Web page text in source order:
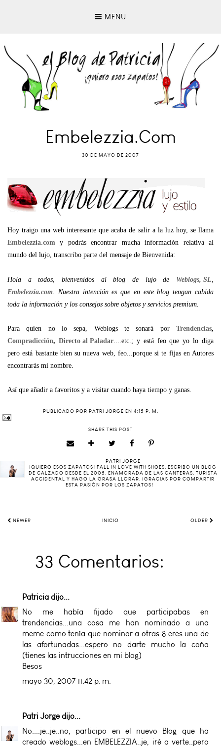
MENU
Embelezzia.com
30 DE MAYO DE 2007
Hoy traigo una web interesante que acaba de salir a la luz hoy, se llama
Embelezzia.com y podrás encontrar mucha información relativa al
mundo del lujo, transcribo parte del mensaje de Bienvenida:
Hola a todos, bienvenidos al blog de lujo de Weblogs, SL
Embelezzia.com . Nuestra intención es que en este blog tengan cabida
toda la información y los consejos sobre objetos y servicios premium.
Para quien no lo sepa, Weblogs te sonará por Trendencias,
Compradicción, Directo al Paladar....etc.; y está feo que yo lo diga
pero está bastante bien su nueva web, feo...porque si te fijas en Autores
encontrarás mi nombre.
Así que añadir a favoritos y a visitar cuando haya tiempo y ganas.
PUBLICADO POR PATRI JORGE EN 4:15 P. M.
SHARE THIS POST
PATRI JORGE
¡QUIERO ESOS ZAPATOS! FALL IN LOVE WITH SHOES. ESCRIBO UN BLOG
DE CALZADO DESDE EL 2005. ENAMORADA DE LAS CANTERAS, TURISTA
ACCIDENTAL Y HAGO LA GRASA LLORAR. ¡GRACIAS POR COMPARTIR
ESTA PASIÓN POR LOS ZAPATOS!
NEWER INICIO OLDER
33 Comentarios:
Patricia dijo...
No me había fijado que participabas en
trendencias...una cosa me han nominado a una
meme como tenía que nominar a otras 8 eres una de
las afortunadas...espero no darte mucho la coña
(tienes las intrucciones en mi blog)
Besos
mayo 30, 2007 11:42 p. m.
Patri Jorgedijo...
No....je..je..no, participo en el nuevo Blog que ha
creado weblogs...en EMBELEZZIA..je, iré a verte..pero